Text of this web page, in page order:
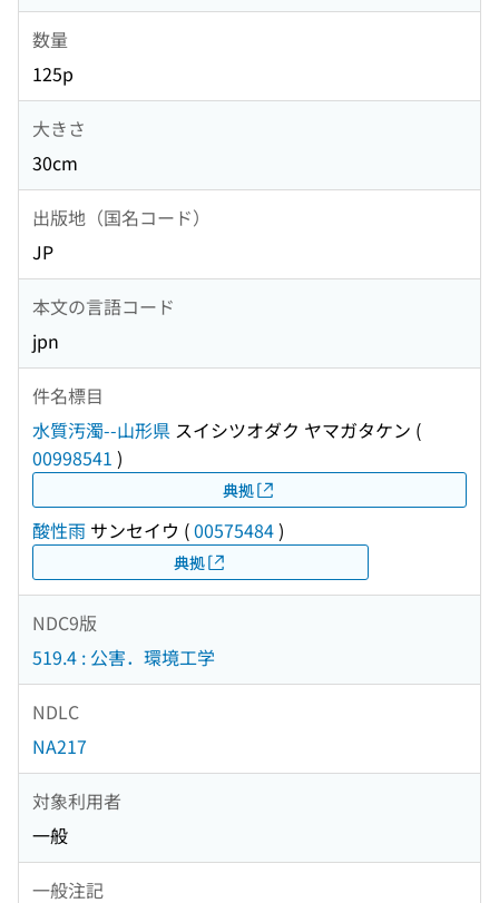
数量
125p
大きさ
30cm
出版地（国名コード）
JP
本文の言語コード
jpn
件名標目
水質汚濁--山形県 スイシツオダク ヤマガタケン (
00998541 )
典拠
酸性雨 サンセイウ (00575484)
典拠
NDC9版
519.4 : 公害．環境工学
NDLC
NA217
対象利用者
一般
一般注記